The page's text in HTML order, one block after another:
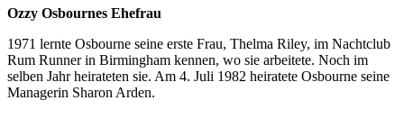
Ozzy Osbournes Ehefrau
1971 lernte Osbourne seine erste Frau, Thelma Riley, im Nachtclub
Rum Runner in Birmingham kennen, wo sie arbeitete. Noch im
selben Jahr heirateten sie. Am 4. Juli 1982 heiratete Osbourne seine
Managerin Sharon Arden.